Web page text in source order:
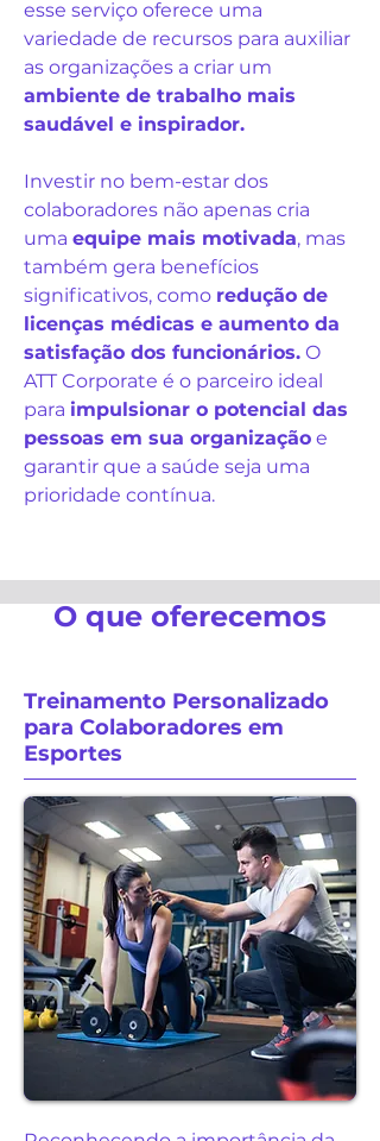
esse serviço oferece uma
variedade de recursos para auxiliar
as organizações a criar um
ambiente de trabalho mais
saudável e inspirador.
Investir no bem-estar dos
colaboradores não apenas cria
uma equipe mais motivada, mas
também gera benefícios
significativos, como redução de
licenças médicas e aumento da
satisfação dos funcionários. O
ATT Corporate é o parceiro ideal
para impulsionar o potencial das
pessoas em sua organização e
garantir que a saúde seja uma
prioridade contínua.
O que oferecemos
Treinamento Personalizado
para Colaboradores em
Esportes